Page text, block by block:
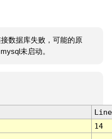
数据库失败，可能的原
未启动。
Line
14